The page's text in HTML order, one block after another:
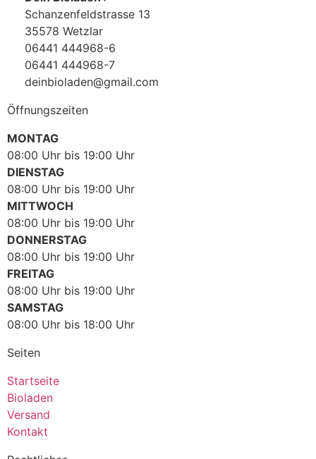
Schanzenfeldstrasse 13
35578 Wetzlar
06441 444968-6
06441 444968-7
deinbioladen@gmail.com
Öffnungszeiten
MONTAG
08:00 Uhr bis 19:00 Uhr
DIENSTAG
08:00 Uhr bis 19:00 Uhr
MITTWOCH
08:00 Uhr bis 19:00 Uhr
DONNERSTAG
08:00 Uhr bis 19:00 Uhr
FREITAG
08:00 Uhr bis 19:00 Uhr
SAMSTAG
08:00 Uhr bis 18:00 Uhr
Seiten
Startseite
Bioladen
Versand
Kontakt